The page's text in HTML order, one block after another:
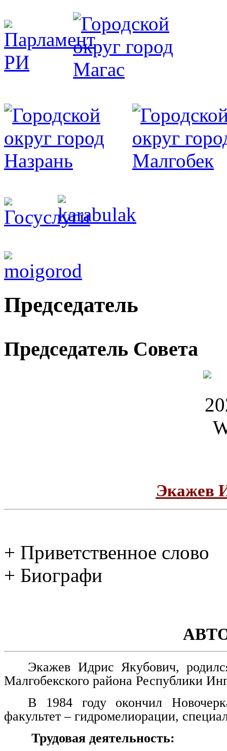
Председатель
Председатель Совета
Экажев
+ Приветственное слово
+ Биографи
Экажев Идрис Якубович,
Малгобекского района Республики
В 1984 году окончил
факультет – гидромелиорации,
Трудовая деятельность: